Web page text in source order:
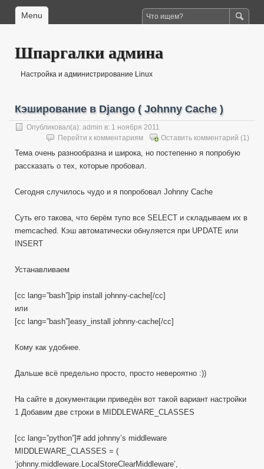
Menu
Шпаргалки админа
Настройка и администрирование Linux
Кэширование в Django ( Johnny Cache )
Опубликовал(а): admin в: 1 ноября 2011
Оставить комментарий (1)
Перейти к комментариям
Тема очень разнообразна и широка, но постепенно я попробую
рассказать о тех, которые пробовал.
Сегодня случилось чудо и я попробовал Johnny Cache
Суть его такова, что берём тупо все SELECT и складываем их в
memcached. Кэш автоматически обнуляется при UPDATE или
INSERT
Устанавливаем
[cc lang=”bash”]pip install johnny-cache[/cc]
или
[cc lang=”bash”]easy_install johnny-cache[/cc]
Кому как удобнее.
Дальше всё предельно просто, просто невероятно :))
На сайте в документации приведён вот такой вариант настройки
1 Добавим две строки в MIDDLEWARE_CLASSES
[cc lang=”python”]# add johnny’s middleware
MIDDLEWARE_CLASSES = (
‘johnny.middleware.LocalStoreClearMiddleware’,